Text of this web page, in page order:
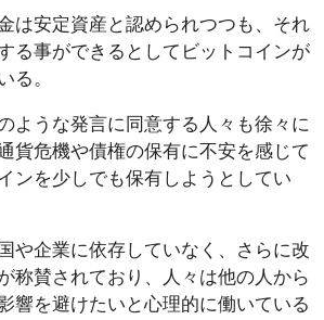
は安定資産と認められつつも、それ
る事ができるとしてビットコインが
る。
ような発言に同意する人々も徐々に
貨危機や債権の保有に不安を感じて
ンを少しでも保有しようとしてい
や企業に依存していなく、さらに改
称賛されており、人々は他の人から
響を避けたいと心理的に働いている